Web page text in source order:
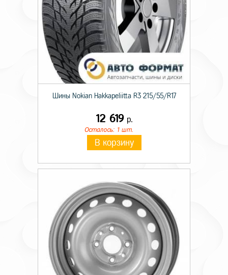
Шины Nokian Hakkapeliitta R3 215/55/R17
12 619р.
Осталось: 1 шт.
В корзину